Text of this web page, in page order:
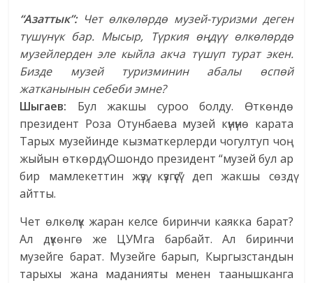
“Азаттык”: Чет өлкөлөрдө музей-туризми деген
түшүнүк бар. Мысыр, Түркия өңдүү өлкөлөрдө
музейлерден эле кыйла акча түшүп турат экен.
Бизде музей туризминин абалы өспөй
жатканынын себеби эмне?
Шыгаев: Бул жакшы суроо болду. Өткөндө
президент Роза Отунбаева музей күнүнө карата
Тарых музейинде кызматкерлерди чогултуп чоң
жыйын өткөрдү. Ошондо президент “музей бул ар
бир мамлекеттин жүзү, күзгүсү” деп жакшы сөздү
айтты.
Чет өлкөлүк жаран келсе биринчи каякка барат?
Ал дүкөнгө же ЦУМга барбайт. Ал биринчи
музейге барат. Музейге барып, Кыргызстандын
тарыхы жана маданияты менен таанышканга